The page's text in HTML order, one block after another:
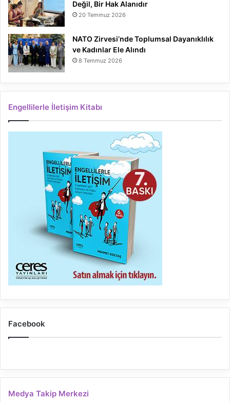
Değil, Bir Hak Alanıdır
20 Temmuz 2026
NATO Zirvesi’nde Toplumsal Dayanıklılık
ve Kadınlar Ele Alındı
8 Temmuz 2026
Engellilerle İletişim Kitabı
Facebook
Medya Takip Merkezi